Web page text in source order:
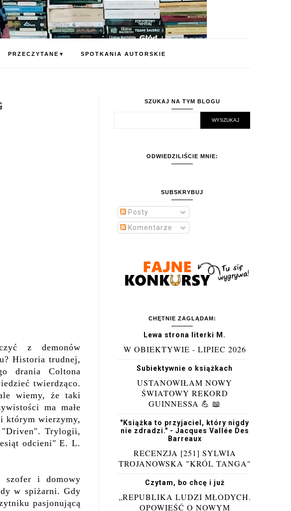
PRZECZYTANE ▼ SPOTKANIA AUTORSKIE
z demonów
Historia trudnej,
drania Coltona
twierdząco.
wiemy, że taki
ma małe
którym wierzymy,
"Driven". Trylogii,
odcieni" E. L.
szofer i domowy
w spiżarni. Gdy
pasjonującą
SZUKAJ NA TYM BLOGU
ODWIEDZILIŚCIE MNIE:
SUBSKRYBUJ
Posty
Komentarze
CHĘTNIE ZAGLĄDAM:
Lewa strona literki M.
W OBIEKTYWIE - LIPIEC 2026
Subiektywnie o książkach
USTANOWIŁAM NOWY
ŚWIATOWY REKORD
GUINNESSA 💪 📖
"Książka to przyjaciel, który nigdy
nie zdradzi." - Jacques Vallée Des
Barreaux
RECENZJA [251] SYLWIA
TROJANOWSKA "KRÓL TANGA"
Czytam, bo chcę i już
„REPUBLIKA LUDZI MŁODYCH.
OPOWIEŚĆ O NOWYM